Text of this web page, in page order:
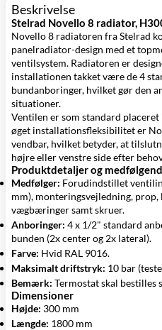
Beskrivelse
Stelrad Novello 8 radiator,
Novello 8 radiatoren fra Stelrad
panelradiator-design med et
ventilsystem. Radiatoren er
installationen takket være de 4
bundanboringer, hvilket gør den
situationer.
Ventilen er som standard
øget installationsfleksibilitet er
vendbar, hvilket betyder, at
højre eller venstre side efter
Produktdetaljer og
Medfølger: Forudindstillet
mm), monteringsvejledning,
vægbæringer samt skruer.
Anboringer: 4 x 1/2" standard
bunden (2x center og 2x lateral).
Farve: Hvid RAL 9016.
Maksimalt driftstryk: 10 bar
Bemærk: Termostat skal bestilles
Dimensioner
Højde: 300 mm
Længde: 1800 mm